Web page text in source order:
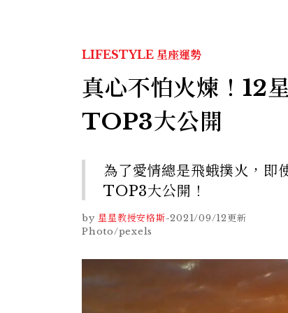
LIFESTYLE 星座運勢
真心不怕火煉！12
TOP3大公開
為了愛情總是飛蛾撲火，即
TOP3大公開！
by 星星教授安格斯-2021/09/12更新
Photo/pexels